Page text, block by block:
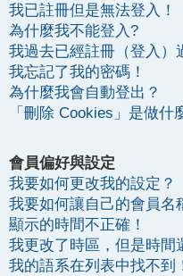
我已註冊但是無法登入！
為什麼我不能登入?
我過去已經註冊（登入）
我忘記了我的密碼！
為什麼我會自動登出？
「刪除 Cookies」是做什
會員偏好與設定
我要如何更改我的設定？
我要如何讓自己的會員名
顯示的時間不正確！
我更改了時區，但是時間
我的語系在列表中找不到